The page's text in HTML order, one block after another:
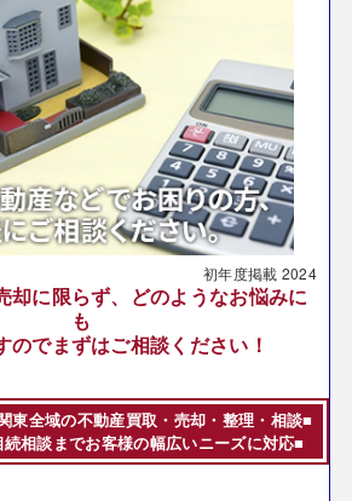
初年度掲載 2024
却に限らず、どのようなお悩みに
も
のでまずはご相談ください！
東全域の不動産買取・売却・整理・相談■
相談までお客様の幅広いニーズに対応■